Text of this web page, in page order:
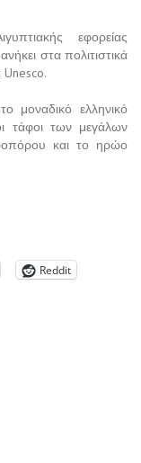
εφορείας
στα πολιτιστικά
μοναδικό ελληνικό
τάφοι των μεγάλων
και το ηρώο
Reddit